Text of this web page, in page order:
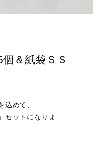
＆紙袋ＳＳ
込めて、
セットになりま